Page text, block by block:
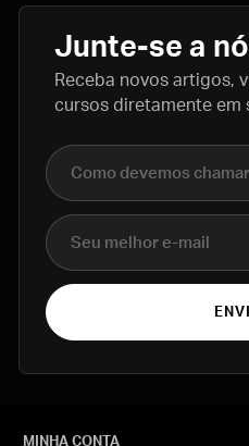
Junte-se a
Receba novos artigos,
cursos diretamente em
Nome completo
E-mail
MINHA CONTA